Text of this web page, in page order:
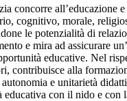
concorre all’educazione
cognitivo, morale,
le potenzialità di
e mira ad assicurare
educative. Nel
contribuisce alla
e unitarietà
educativa con il nido e con